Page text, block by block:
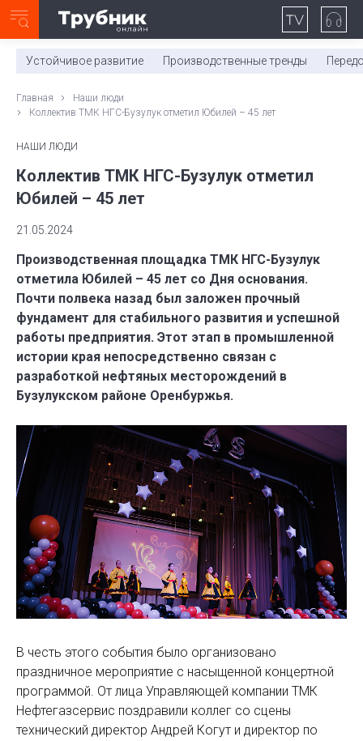
0:00/ 11:03
Устойчивое развитие Производственные тренды
Главная
Наши люди
Коллектив ТМК НГС-Бузулук отметил Юбилей – 45 лет
НАШИ ЛЮДИ
Коллектив ТМК НГС-Бузулук отметил
Юбилей – 45 лет
21.05.2024
Производственная площадка ТМК НГС-Бузулук
отметила Юбилей – 45 лет со Дня основания.
Почти полвека назад был заложен прочный
фундамент для стабильного развития и успешной
работы предприятия. Этот этап в промышленной
истории края непосредственно связан с
разработкой нефтяных месторождений в
Бузулукском районе Оренбуржья.
В честь этого события было организовано
праздничное мероприятие с насыщенной концертной
программой. От лица Управляющей компании ТМК
Нефтегазсервис поздравили коллег со сцены
технический директор Андрей Когут и директор по